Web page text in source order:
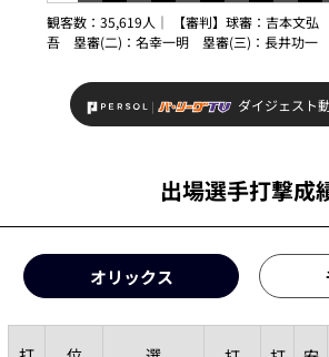
観客数：35,619人｜ 【審判】球審： 吉本文弘
吾 塁審(二)： 名幸一明 塁審(三)： 長井功一
ダイジェスト
出場選手打撃成
オリックス